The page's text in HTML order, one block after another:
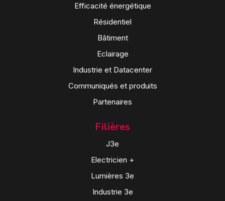
Efficacité énergétique
Résidentiel
Bâtiment
Eclairage
Industrie et Datacenter
Communiqués et produits
Partenaires
Filières
J3e
Electricien +
Lumières 3e
Industrie 3e